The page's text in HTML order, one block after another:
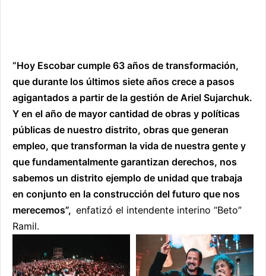
“Hoy Escobar cumple 63 años de transformación,
que durante los últimos siete años crece a pasos
agigantados a partir de la gestión de Ariel Sujarchuk.
Y en el año de mayor cantidad de obras y políticas
públicas de nuestro distrito, obras que generan
empleo, que transforman la vida de nuestra gente y
que fundamentalmente garantizan derechos, nos
sabemos un distrito ejemplo de unidad que trabaja
en conjunto en la construcción del futuro que nos
merecemos”, enfatizó el intendente interino “Beto”
Ramil.